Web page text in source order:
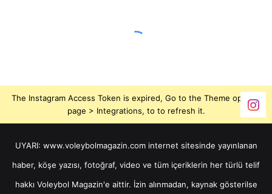
The Instagram Access Token is expired, Go to the Theme options
page > Integrations, to to refresh it.
UYARI: www.voleybolmagazin.com internet sitesinde yayınlanan
haber, köşe yazısı, fotoğraf, video ve tüm içeriklerin her türlü telif
hakkı Voleybol Magazin'e aittir. İzin alınmadan, kaynak gösterilse